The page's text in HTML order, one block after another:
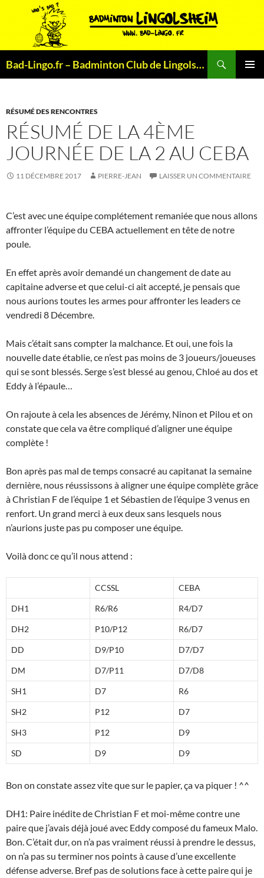
Bad-Lingo.fr – Badminton Club de Lingolsheim
RÉSUMÉ DES RENCONTRES
RÉSUMÉ DE LA 4ÈME
JOURNÉE DE LA 2 AU CEBA
11 DÉCEMBRE 2017 PIERRE-JEAN LAISSER UN COMMENTAIRE
C’est avec une équipe complétement remaniée que nous allons
affronter l’équipe du CEBA actuellement en tête de notre
poule.
En effet après avoir demandé un changement de date au
capitaine adverse et que celui-ci ait accepté, je pensais que
nous aurions toutes les armes pour affronter les leaders ce
vendredi 8 Décembre.
Mais c’était sans compter la malchance. Et oui, une fois la
nouvelle date établie, ce n’est pas moins de 3 joueurs/joueuses
qui se sont blessés. Serge s’est blessé au genou, Chloé au dos et
Eddy à l’épaule…
On rajoute à cela les absences de Jérémy, Ninon et Pilou et on
constate que cela va être compliqué d’aligner une équipe
complète !
Bon après pas mal de temps consacré au capitanat la semaine
dernière, nous réussissons à aligner une équipe complète grâce
à Christian F de l’équipe 1 et Sébastien de l’équipe 3 venus en
renfort. Un grand merci à eux deux sans lesquels nous
n’aurions juste pas pu composer une équipe.
Voilà donc ce qu’il nous attend :
CCSSL CEBA
DH1 R6/R6 R4/D7
DH2 P10/P12 R6/D7
DD D9/P10 D7/D7
DM D7/P11 D7/D8
SH1 D7 R6
SH2 P12 D7
SH3 P12 D9
SD D9 D9
Bon on constate assez vite que sur le papier, ça va piquer ! ^^
DH1: Paire inédite de Christian F et moi-même contre une
paire que j’avais déjà joué avec Eddy composé du fameux Malo.
Bon. C’était dur, on n’a pas vraiment réussi à prendre le dessus,
on n’a pas su terminer nos points à cause d’une excellente
défense adverse. Bref pas de solutions face à cette paire qui je